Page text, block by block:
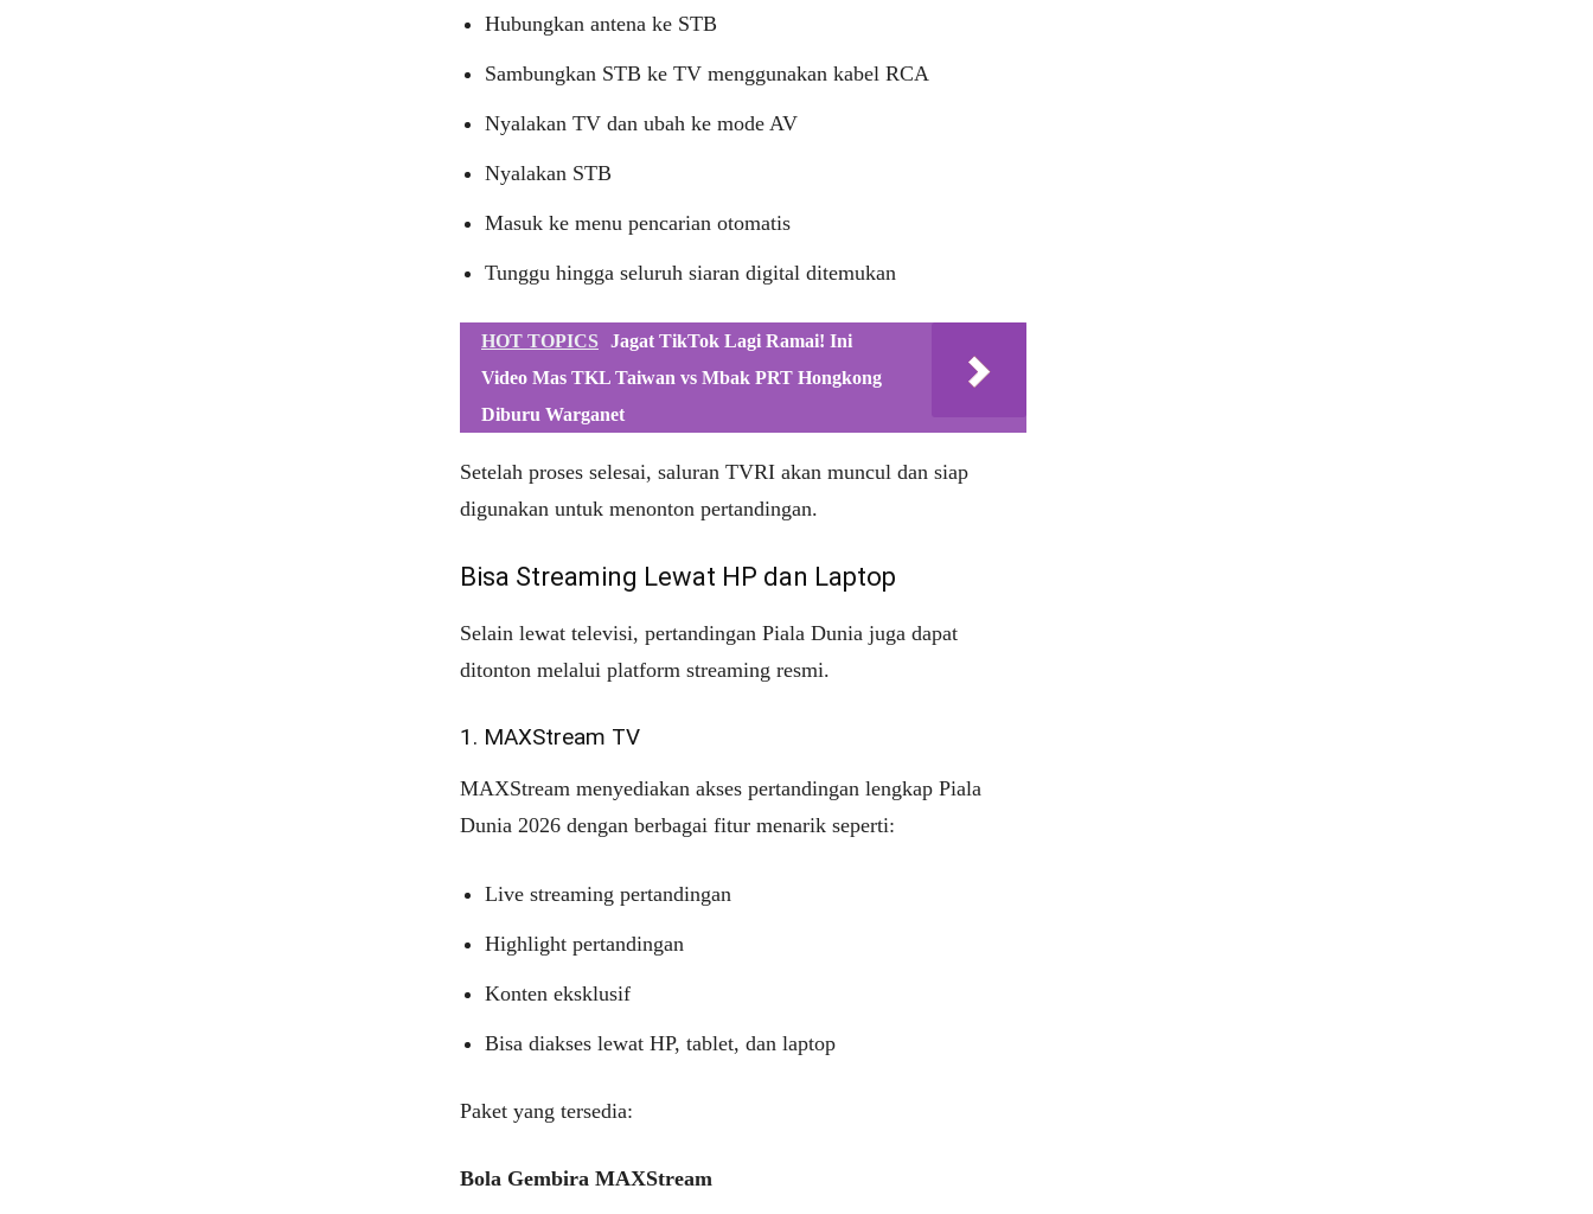
Hubungkan antena ke STB
Sambungkan STB ke TV menggunakan kabel RCA
Nyalakan TV dan ubah ke mode AV
Nyalakan STB
Masuk ke menu pencarian otomatis
Tunggu hingga seluruh siaran digital ditemukan
HOT TOPICS Jagat TikTok Lagi Ramai! Ini
Video Mas TKL Taiwan vs Mbak PRT Hongkong
Diburu Warganet
Setelah proses selesai, saluran TVRI akan muncul dan siap
digunakan untuk menonton pertandingan.
Bisa Streaming Lewat HP dan Laptop
Selain lewat televisi, pertandingan Piala Dunia juga dapat
ditonton melalui platform streaming resmi.
1. MAXStream TV
MAXStream menyediakan akses pertandingan lengkap Piala
Dunia 2026 dengan berbagai fitur menarik seperti:
Live streaming pertandingan
Highlight pertandingan
Konten eksklusif
Bisa diakses lewat HP, tablet, dan laptop
Paket yang tersedia:
Bola Gembira MAXStream